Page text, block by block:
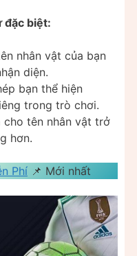
đặc biệt:
nhân vật của bạn
diện.
bạn thể hiện
trong trò chơi.
cho tên nhân vật trở
hơn.
Phí 📌 Mới nhất